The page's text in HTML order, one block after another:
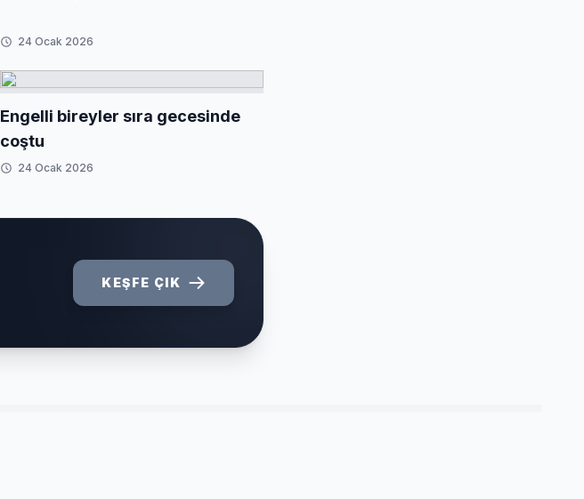
24 Ocak 2026
Engelli bireyler sıra gecesinde
coştu
24 Ocak 2026
KEŞFE ÇIK